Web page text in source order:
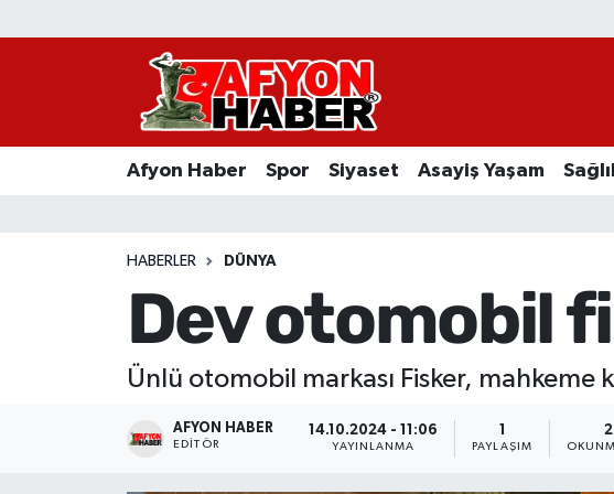
Afyon Haber Spor Siyaset Asayiş Yaşam
HABERLER DÜNYA
Dev otomobil
Ünlü otomobil markası Fisker, mahkeme
AFYON HABER
EDITÖR
14.10.2024 - 11:06
YAYINLANMA PAYLAŞIM
2
Afyon Haber
Asayiş Yaşam